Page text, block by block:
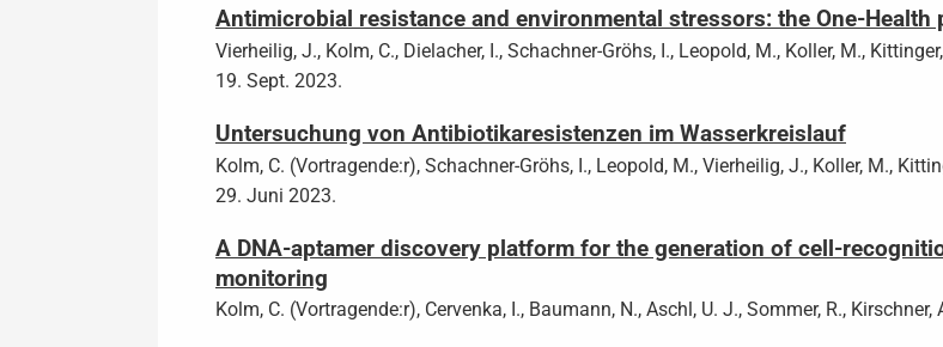
Antimicrobial resistance and environmental stressors: the One-Health
Vierheilig, J., Kolm, C., Dielacher, I., Schachner-Gröhs, I., Leopold, M., Koller, M.,
19. Sept. 2023.
Untersuchung von Antibiotikaresistenzen im Wasserkreislauf
Kolm, C. (Vortragende:r), Schachner-Gröhs, I., Leopold, M., Vierheilig, J., Koller, M.,
29. Juni 2023.
A DNA-aptamer discovery platform for the generation of cell-
monitoring
Kolm, C. (Vortragende:r), Cervenka, I., Baumann, N., Aschl, U. J., Sommer, R.,